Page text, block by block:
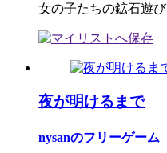
女の子たちの鉱石遊び
夜が明けるまで
nysanのフリーゲーム